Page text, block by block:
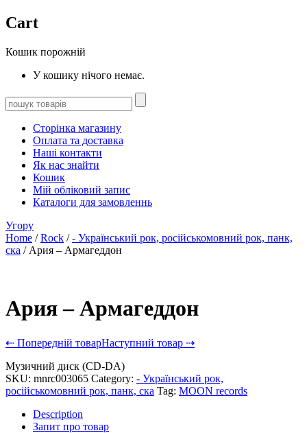
Cart
Кошик порожній
У кошику нічого немає.
Сторінка магазину
Оплата та доставка
Наші контакти
Як нас знайти
Кошик
Мій обліковий запис
Каталоги для замовленнь
Угору
Home /Rock /- Український рок, російськомовний рок, панк,
ска / Ария – Армагеддон
Ария – Армагеддон
⇠ Попередній товарНаступний товар ⇢
Музичний диск (CD-DA)
SKU: mnrc003065 Category: - Український рок,
російськомовний рок, панк, ска Tag: MOON records
Description
Запит про товар